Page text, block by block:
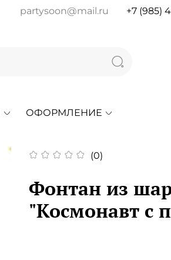
partysoon@mail.ru +7 (985)
ОФОРМЛЕНИЕ
(0)
Фонтан из
"Космонавт с